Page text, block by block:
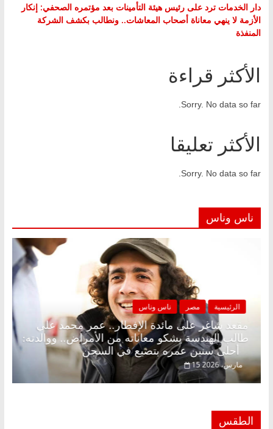
دار الخدمات ترد على رئيس هيئة التأمينات بعد مؤتمره الصحفي: إنكار
الأزمة لا ينهي معاناة أصحاب المعاشات.. ونطالب بكشف الشركة
المنفذة
الأكثر قراءة
Sorry. No data so far.
الأكثر تعليقا
Sorry. No data so far.
ناس وناس
الرئيسية مصر ناس وناس
مقعد شاغر على مائدة الإفطار.. عمر محمد علي
طالب الهندسة يشكو معاناته من الأمراض.. ووالدته:
أحلى سنين عمره بتضيع في السجن
15 مارس، 2026
الطقس